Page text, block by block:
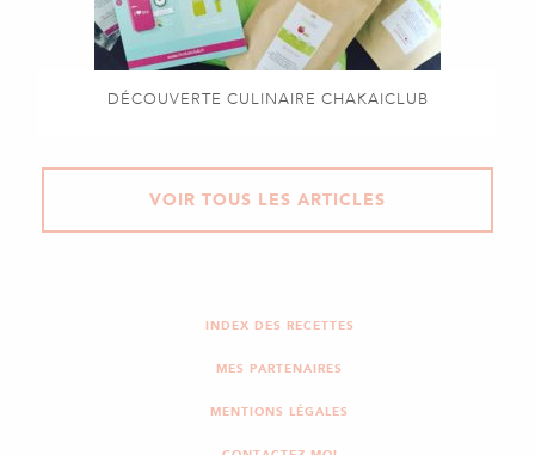
DÉCOUVERTE CULINAIRE CHAKAICLUB
VOIR TOUS LES ARTICLES
INDEX DES RECETTES
MES PARTENAIRES
MENTIONS LÉGALES